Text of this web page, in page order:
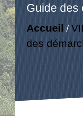
Guide des
Accueil /
des